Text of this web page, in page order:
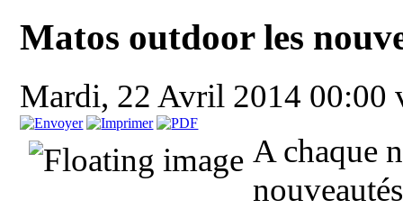
Matos outdoor les
Mardi, 22 Avril 2014 00:00
A chaque